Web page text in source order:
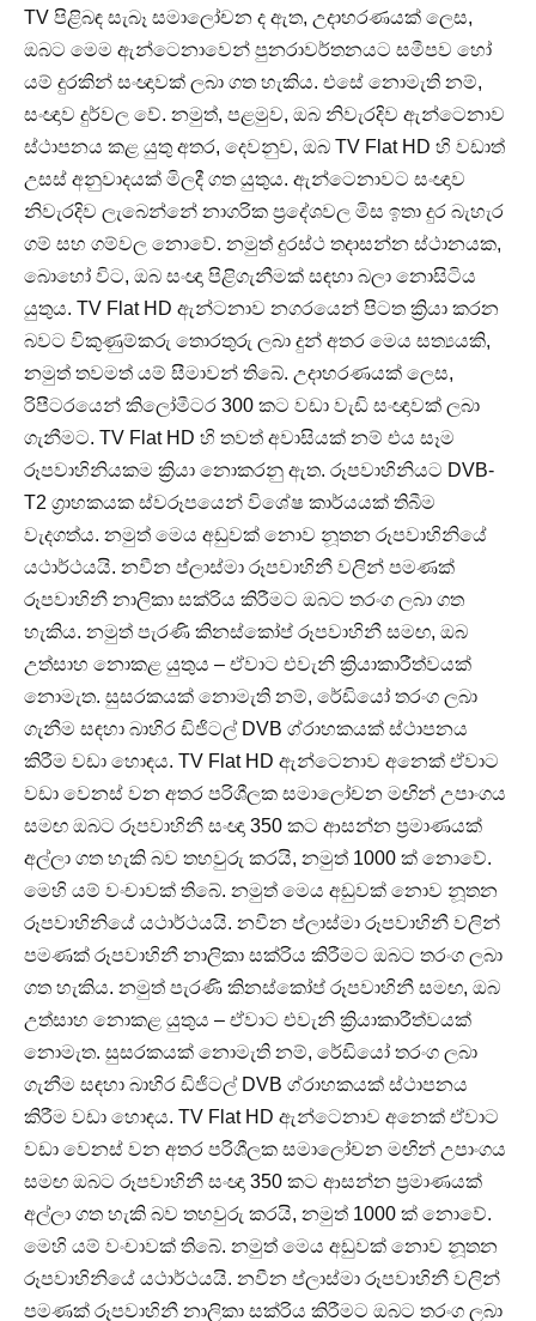
TV පිළිබඳ සැබෑ සමාලෝචන ද ඇත, උදාහරණයක් ලෙස,
ඔබට මෙම ඇන්ටෙනාවෙන් පුනරාවර්තනයට සමීපව හෝ
යම් දුරකින් සංඥාවක් ලබා ගත හැකිය. එසේ නොමැති නම්,
සංඥාව දුර්වල වේ. නමුත්, පළමුව, ඔබ නිවැරදිව ඇන්ටෙනාව
ස්ථාපනය කළ යුතු අතර, දෙවනුව, ඔබ TV Flat HD හි වඩාත්
උසස් අනුවාදයක් මිලදී ගත යුතුය. ඇන්ටෙනාවට සංඥාව
නිවැරදිව ලැබෙන්නේ නාගරික ප්‍රදේශවල මිස ඉතා දුර බැහැර
ගම් සහ ගම්වල නොවේ. නමුත් දුරස්ථ තදාසන්න ස්ථානයක,
බොහෝ විට, ඔබ සංඥා පිළිගැනීමක් සඳහා බලා නොසිටිය
යුතුය. TV Flat HD ඇන්ටනාව නගරයෙන් පිටත ක්‍රියා කරන
බවට විකුණුම්කරු තොරතුරු ලබා දුන් අතර මෙය සත්‍යයකි,
නමුත් තවමත් යම් සීමාවන් තිබේ. උදාහරණයක් ලෙස,
රිපීටරයෙන් කිලෝමීටර 300 කට වඩා වැඩි සංඥාවක් ලබා
ගැනීමට. TV Flat HD හි තවත් අවාසියක් නම් එය සෑම
රූපවාහිනියකම ක්‍රියා නොකරනු ඇත. රූපවාහිනියට DVB-
T2 ග්‍රාහකයක ස්වරූපයෙන් විශේෂ කාර්යයක් තිබීම
වැදගත්ය. නමුත් මෙය අඩුවක් නොව නූතන රූපවාහිනියේ
යථාර්ථයයි. නවීන ප්ලාස්මා රූපවාහිනී වලින් පමණක්
රූපවාහිනී නාලිකා සක්රිය කිරීමට ඔබට තරංග ලබා ගත
හැකිය. නමුත් පැරණි කිනස්කෝප් රූපවාහිනී සමඟ, ඔබ
උත්සාහ නොකළ යුතුය – ඒවාට එවැනි ක්‍රියාකාරීත්වයක්
නොමැත. සුසරකයක් නොමැති නම්, රේඩියෝ තරංග ලබා
ගැනීම සඳහා බාහිර ඩිජිටල් DVB ග්රාහකයක් ස්ථාපනය
කිරීම වඩා හොඳය. TV Flat HD ඇන්ටෙනාව අනෙක් ඒවාට
වඩා වෙනස් වන අතර පරිශීලක සමාලෝචන මඟින් උපාංගය
සමඟ ඔබට රූපවාහිනී සංඥා 350 කට ආසන්න ප්‍රමාණයක්
අල්ලා ගත හැකි බව තහවුරු කරයි, නමුත් 1000 ක් නොවේ.
මෙහි යම් වංචාවක් තිබේ. නමුත් මෙය අඩුවක් නොව නූතන
රූපවාහිනියේ යථාර්ථයයි. නවීන ප්ලාස්මා රූපවාහිනී වලින්
පමණක් රූපවාහිනී නාලිකා සක්රිය කිරීමට ඔබට තරංග ලබා
ගත හැකිය. නමුත් පැරණි කිනස්කෝප් රූපවාහිනී සමඟ, ඔබ
උත්සාහ නොකළ යුතුය – ඒවාට එවැනි ක්‍රියාකාරීත්වයක්
නොමැත. සුසරකයක් නොමැති නම්, රේඩියෝ තරංග ලබා
ගැනීම සඳහා බාහිර ඩිජිටල් DVB ග්රාහකයක් ස්ථාපනය
කිරීම වඩා හොඳය. TV Flat HD ඇන්ටෙනාව අනෙක් ඒවාට
වඩා වෙනස් වන අතර පරිශීලක සමාලෝචන මඟින් උපාංගය
සමඟ ඔබට රූපවාහිනී සංඥා 350 කට ආසන්න ප්‍රමාණයක්
අල්ලා ගත හැකි බව තහවුරු කරයි, නමුත් 1000 ක් නොවේ.
මෙහි යම් වංචාවක් තිබේ. නමුත් මෙය අඩුවක් නොව නූතන
රූපවාහිනියේ යථාර්ථයයි. නවීන ප්ලාස්මා රූපවාහිනී වලින්
පමණක් රූපවාහිනී නාලිකා සක්රිය කිරීමට ඔබට තරංග ලබා